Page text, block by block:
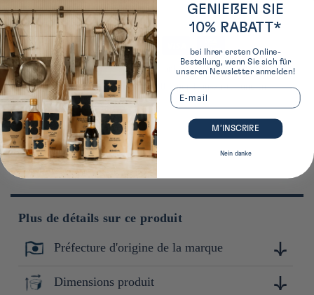
Kostenloser Versand
Zahlungsmethoden
*ab 50 € an einer Abholstelle in Frankreich ab 85 € per
Hauszustellung in Frankreich ab 90 € per Hauszustellung in
Europa
Plus de détails sur ce produit
Préfecture d'origine de la marque
Miyazaki
Dimensions produit
GENIEßEN SIE
10% RABATT*
bei Ihrer ersten Online-
Bestellung, wenn Sie sich für
unseren Newsletter anmelden!
Email
M’INSCRIRE
Nein danke